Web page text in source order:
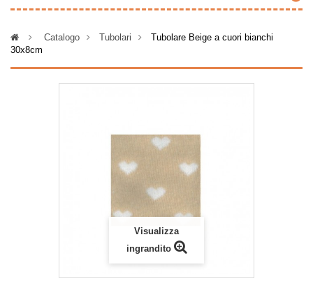
> Catalogo > Tubolari >
Tubolare Beige a cuori bianchi
30x8cm
Visualizza
ingrandito